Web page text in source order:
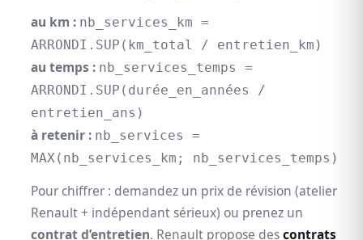
au km : nb_services_km =
ARRONDI.SUP(km_total / entretien_km)
au temps : nb_services_temps =
ARRONDI.SUP(durée_en_années /
entretien_ans)
à retenir : nb_services =
MAX(nb_services_km; nb_services_temps)
Pour chiffrer : demandez un prix de révision (atelier
Renault + indépendant sérieux) ou prenez un
contrat d’entretien. Renault propose descontrats